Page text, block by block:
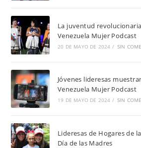
La juventud
Venezuela Mujer Podcast
20 DE MAYO DE 2024 / SIN
Jóvenes lideresas
Venezuela Mujer Podcast
19 DE MAYO DE 2024 / SIN
Lideresas de Hogares de
Día de las Madres